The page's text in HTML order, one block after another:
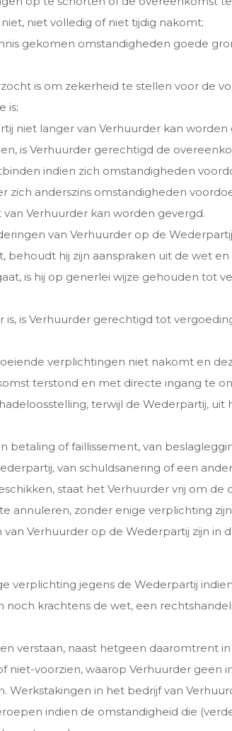
niet volledig of niet tijdig nakomt;
gekomen omstandigheden goede
is om zekerheid te stellen voor de
is;
niet langer van Verhuurder kan
is Verhuurder gerechtigd de
indien zich omstandigheden
anderszins omstandigheden
Verhuurder kan worden gevergd.
van Verhuurder op de
hij zijn aanspraken uit de wet
is hij op generlei wijze gehouden tot
is Verhuurder gerechtigd tot
verplichtingen niet nakomt en
terstond en met directe ingang te
terwijl de Wederpartij,
betaling of faillissement, van
van schuldsanering of een
staat het Verhuurder vrij om
annuleren, zonder enige verplichting
Verhuurder op de Wederpartij zijn in
verplichting jegens de Wederpartij
noch krachtens de wet, een
verstaan, naast hetgeen daaromtrent
voorzien, waarop Verhuurder geen
Werkstakingen in het bedrijf van
indien de omstandigheid die